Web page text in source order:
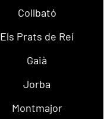
Collbató
Els Prats de Rei
Gaià
Jorba
Montmajor